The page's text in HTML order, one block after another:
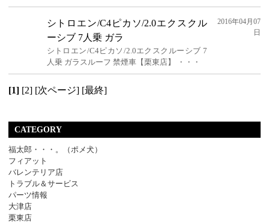
シトロエン/C4ピカソ/2.0エクスクル
ーシブ 7人乗 ガラ
シトロエン/C4ピカソ/2.0エクスクルーシブ 7
人乗 ガラスルーフ 禁煙車【栗東店】 ・・・
2016年04月07
日
[1] [2] [次ページ] [最終]
CATEGORY
福太郎・・・。（ポメ犬）
フィアット
バレンテリア店
トラブル＆サービス
パーツ情報
大津店
栗東店